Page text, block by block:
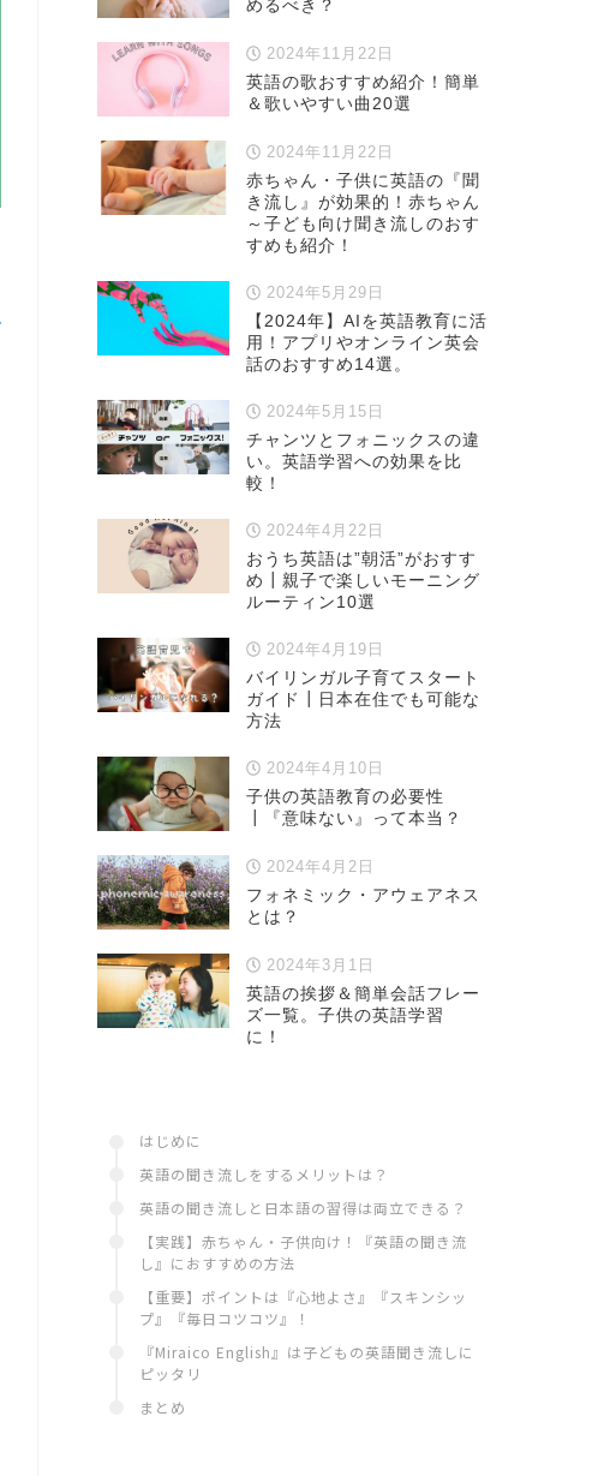
めるべき？
2024年11月22日
英語の歌おすすめ紹介！簡単
＆歌いやすい曲20選
2024年11月22日
赤ちゃん・子供に英語の『聞
き流し』が効果的！赤ちゃん
～子ども向け聞き流しのおす
すめも紹介！
2024年5月29日
【2024年】AIを英語教育に活
用！アプリやオンライン英会
話のおすすめ14選。
2024年5月15日
チャンツとフォニックスの違
い。英語学習への効果を比
較！
2024年4月22日
おうち英語は”朝活”がおすす
め┃親子で楽しいモーニング
ルーティン10選
2024年4月19日
バイリンガル子育てスタート
ガイド┃日本在住でも可能な
方法
2024年4月10日
子供の英語教育の必要性
┃『意味ない』って本当？
2024年4月2日
フォネミック・アウェアネス
とは？
2024年3月1日
英語の挨拶＆簡単会話フレー
ズ一覧。子供の英語学習
に！
はじめに
英語の聞き流しをするメリットは？
英語の聞き流しと日本語の習得は両立できる？
【実践】赤ちゃん・子供向け！『英語の聞き流
し』におすすめの方法
【重要】ポイントは『心地よさ』『スキンシッ
プ』『毎日コツコツ』！
『Miraico English』は子どもの英語聞き流しに
ピッタリ
まとめ